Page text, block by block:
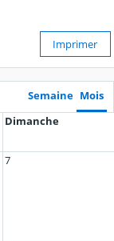
Imprimer
Semaine Mois
Dimanche
7